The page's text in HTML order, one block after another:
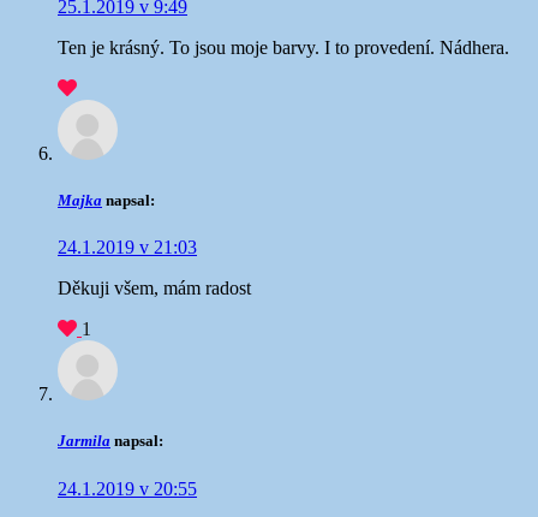
25.1.2019 v 9:49
Ten je krásný. To jsou moje barvy. I to provedení. Nádhera.
Majka napsal:
24.1.2019 v 21:03
Děkuji všem, mám radost
1
Jarmila napsal:
24.1.2019 v 20:55